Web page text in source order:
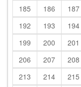
185
186 187
192
193 194
199
200 201
206
207 208
213
214 215